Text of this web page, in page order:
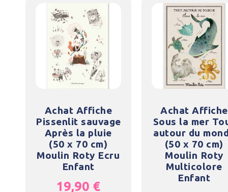
Achat Affiche
Pissenlit sauvage
Après la pluie
(50 x 70 cm)
Moulin Roty Ecru
Enfant
19,90 €
Achat Affiche
Sous la mer
autour du
(50 x 70 cm)
Moulin Roty
Multicolore
Enfant